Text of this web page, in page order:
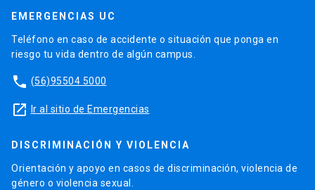
EMERGENCIAS UC
Teléfono en caso de accidente o situación que ponga en
riesgo tu vida dentro de algún campus.
phone (56)95504 5000
launch Ir al sitio de Emergencias
DISCRIMINACIÓN Y VIOLENCIA
Orientación y apoyo en casos de discriminación, violencia de
género o violencia sexual.